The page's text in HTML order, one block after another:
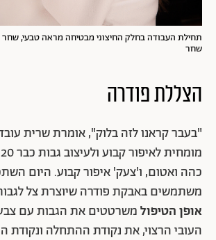
תחילת העבודה בחלק החיצוני מבטיחה מראה טבעי,
שחר
הצללת פודרה
"בעבר קראנו לזה בלוק", אומרת שרית
כהה ואטום, ו'צעק' איפור קבוע. היום
משתמשים באבקת פודרה שיוצרת צל
אופן הטיפולמשרטטים את הגבות עם
העובי הרצוי, את נקודת ההתחלה ונקודת